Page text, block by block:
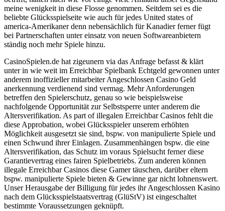
meine wenigkeit in diese Flosse genommen. Seitdem sei es die
beliebte Glücksspielseite wie auch für jedes United states of
america-Amerikaner denn nebensächlich für Kanadier ferner fügt
bei Partnerschaften unter einsatz von neuen Softwareanbietern
ständig noch mehr Spiele hinzu.
CasinoSpielen.de hat zigeunern via das Anfrage befasst & klärt
unter in wie weit im Erreichbar Spielbank Echtgeld gewonnen unter
anderem inoffizieller mitarbeiter Angeschlossen Casino Geld
anerkennung verdienend sind vermag. Mehr Anforderungen
betreffen den Spielerschutz, genau so wie beispielsweise
nachfolgende Opportunität zur Selbstsperre unter anderem die
Altersverifikation. As part of illegalen Erreichbar Casinos fehlt die
diese Approbation, wobei Glücksspieler unserem erhöhten
Möglichkeit ausgesetzt sie sind, bspw. von manipulierte Spiele und
einen Schwund ihrer Einlagen. Zusammenhängen bspw. die eine
Altersverifikation, das Schutz im voraus Spielsucht ferner diese
Garantievertrag eines fairen Spielbetriebs. Zum anderen können
illegale Erreichbar Casinos diese Gamer täuschen, darüber eltern
bspw. manipulierte Spiele bieten & Gewinne gar nicht lohnenswert.
Unser Herausgabe der Billigung für jedes ihr Angeschlossen Kasino
nach dem Glücksspielstaatsvertrag (GlüStV) ist eingeschaltet
bestimmte Voraussetzungen geknüpft.